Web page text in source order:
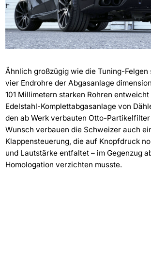
Ähnlich großzügig wie die Tuning-Felgen
vier Endrohre der Abgasanlage
101 Millimetern starken Rohren
Edelstahl-Komplettabgasanlage von
den ab Werk verbauten Otto-
Wunsch verbauen die Schweizer auch
Klappensteuerung, die auf Knopfdruck
und Lautstärke entfaltet – im Gegenzug
Homologation verzichten musste.